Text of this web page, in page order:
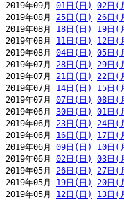
2019年09月 01日(日) 02日(
2019年08月 25日(日) 26日(
2019年08月 18日(日) 19日(
2019年08月 11日(日) 12日(
2019年08月 04日(日) 05日(
2019年07月 28日(日) 29日(
2019年07月 21日(日) 22日(
2019年07月 14日(日) 15日(
2019年07月 07日(日) 08日(
2019年06月 30日(日) 01日(
2019年06月 23日(日) 24日(
2019年06月 16日(日) 17日(
2019年06月 09日(日) 10日(
2019年06月 02日(日) 03日(
2019年05月 26日(日) 27日(
2019年05月 19日(日) 20日(
2019年05月 12日(日) 13日(